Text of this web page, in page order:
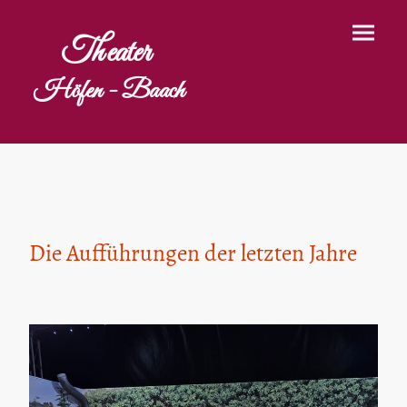
Theater
Höfen - Baach
Die Aufführungen der letzten Jahre